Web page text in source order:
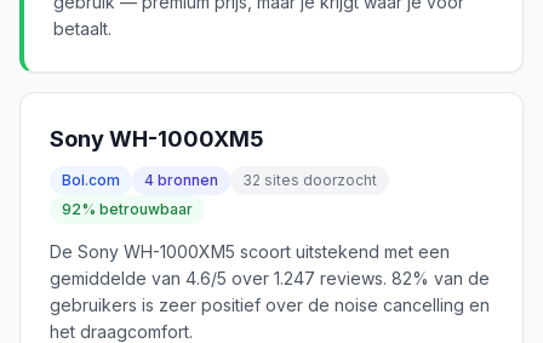
betaalt.
Sony WH-1000XM5
Bol.com 4 bronnen
32 sites doorzocht
92% betrouwbaar
De Sony WH-1000XM5 scoort uitstekend met een
gemiddelde van 4.6/5 over 1.247 reviews. 82% van de
gebruikers is zeer positief over de noise cancelling en
het draagcomfort.